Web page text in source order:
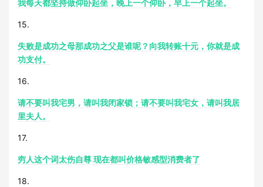
我每天都坚持做仰卧起坐，晚上一个仰卧，早上一个起坐。
15.
失败是成功之母那成功之父是谁呢？向我转账十元，你就是成
功支付。
16.
请不要叫我宅男，请叫我闭家锁；请不要叫我宅女，请叫我居
里夫人。
17.
穷人这个词太伤自尊 现在都叫价格敏感型消费者了
18.